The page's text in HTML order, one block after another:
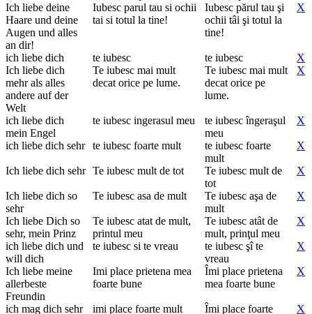
Ich liebe deine
Haare und deine
Augen und alles
an dir!
Iubesc parul tau si ochii
tai si totul la tine!
Iubesc părul tau şi
ochii tâi şi totul la
tine!
X
ich liebe dich te iubesc te iubesc
X
Ich liebe dich
mehr als alles
andere auf der
Welt
Te iubesc mai mult
decat orice pe lume.
Te iubesc mai mult
decat orice pe
lume.
X
ich liebe dich
mein Engel
te iubesc ingerasul meu
te iubesc îngeraşul
meu
X
ich liebe dich sehr te iubesc foarte mult
te iubesc foarte
mult
X
Ich liebe dich sehr Te iubesc mult de tot
Te iubesc mult de
tot
X
Ich liebe dich so
sehr
Te iubesc asa de mult
Te iubesc aşa de
mult
X
Ich liebe Dich so
sehr, mein Prinz
Te iubesc atat de mult,
printul meu
Te iubesc atât de
mult, prinţul meu
X
ich liebe dich und
will dich
te iubesc si te vreau
te iubesc şî te
vreau
X
Ich liebe meine
allerbeste
Freundin
Imi place prietena mea
foarte bune
Îmi place prietena
mea foarte bune
X
ich mag dich sehr imi place foarte mult Îmi place foarte X